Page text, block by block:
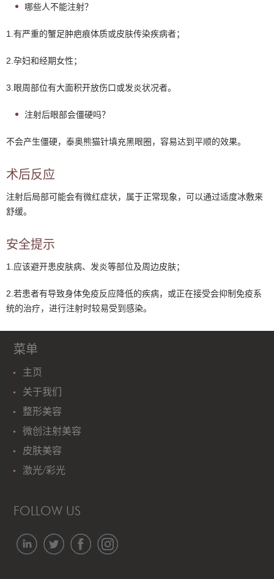
哪些人不能注射？
1.有严重的蟹足肿疤痕体质或皮肤传染疾病者；
2.孕妇和经期女性；
3.眼周部位有大面积开放伤口或发炎状况者。
注射后眼部会僵硬吗？
不会产生僵硬，泰奥熊猫针填充黑眼圈，容易达到平顺的效果。
术后反应
注射后局部可能会有微红症状，属于正常现象，可以通过适度冰敷来
舒缓。
安全提示
1.应该避开患皮肤病、发炎等部位及周边皮肤；
2.若患者有导致身体免疫反应降低的疾病，或正在接受会抑制免疫系
统的治疗，进行注射时较易受到感染。
菜单
主页
关于我们
整形美容
微创注射美容
皮肤美容
激光/彩光
FOLLOW US